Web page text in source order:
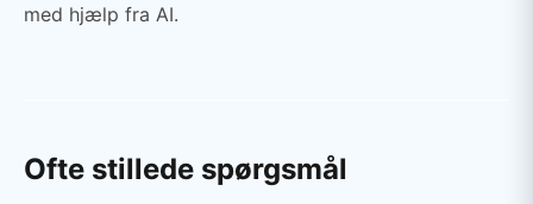
med hjælp fra AI.
Ofte stillede spørgsmål